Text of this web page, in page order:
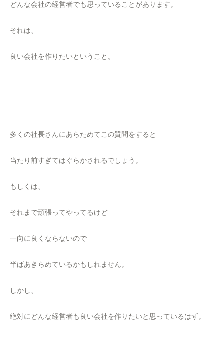
どんな会社の経営者でも思っていることがあります。
それは、
良い会社を作りたいということ。
多くの社長さんにあらためてこの質問をすると
当たり前すぎてはぐらかされるでしょう。
もしくは、
それまで頑張ってやってるけど
一向に良くならないので
半ばあきらめているかもしれません。
しかし、
絶対にどんな経営者も良い会社を作りたいと思っているはず。